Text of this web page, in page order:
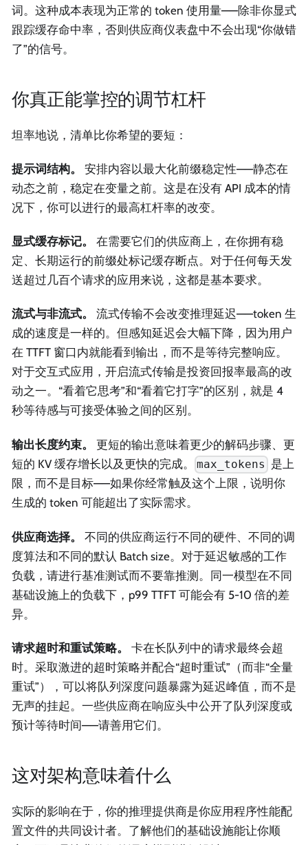
词。这种成本表现为正常的 token 使用量——除非你显式
跟踪缓存命中率，否则供应商仪表盘中不会出现“你做错
了”的信号。
你真正能掌控的调节杠杆
坦率地说，清单比你希望的要短：
提示词结构。
安排内容以最大化前缀稳定性——静态在
动态之前，稳定在变量之前。这是在没有 API 成本的情
况下，你可以进行的最高杠杆率的改变。
显式缓存标记。
在需要它们的供应商上，在你拥有稳
定、长期运行的前缀处标记缓存断点。对于任何每天发
送超过几百个请求的应用来说，这都是基本要求。
流式与非流式。
流式传输不会改变推理延迟——token 生
成的速度是一样的。但感知延迟会大幅下降，因为用户
在 TTFT 窗口内就能看到输出，而不是等待完整响应。
对于交互式应用，开启流式传输是投资回报率最高的改
动之一。“看着它思考”和“看着它打字”的区别，就是 4
秒等待感与可接受体验之间的区别。
输出长度约束。
更短的输出意味着更少的解码步骤、更
短的 KV 缓存增长以及更快的完成。
max_tokens 是上
限，而不是目标——如果你经常触及这个上限，说明你
生成的 token 可能超出了实际需求。
供应商选择。
不同的供应商运行不同的硬件、不同的调
度算法和不同的默认 Batch size。对于延迟敏感的工作
负载，请进行基准测试而不要靠推测。同一模型在不同
基础设施上的负载下，p99 TTFT 可能会有 5-10 倍的差
异。
请求超时和重试策略。
卡在长队列中的请求最终会超
时。采取激进的超时策略并配合“超时重试”（而非“全量
重试”），可以将队列深度问题暴露为延迟峰值，而不是
无声的挂起。一些供应商在响应头中公开了队列深度或
预计等待时间——请善用它们。
这对架构意味着什么
实际的影响在于，你的推理提供商是你应用程序性能配
置文件的共同设计者。了解他们的基础设施能让你顺